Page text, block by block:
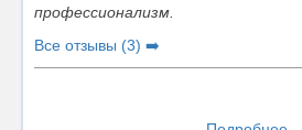
профессионализм.
Все отзывы (3) ➡️